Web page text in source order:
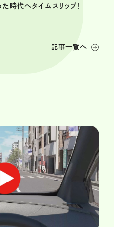
時代へタイムスリップ！
記事一覧へ